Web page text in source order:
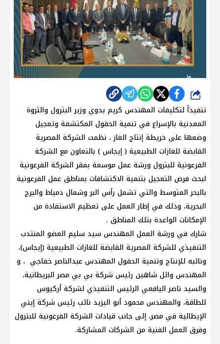
شارك
تنفيذاً لتكليفات المهندس كريم بدوي وزير البترول والثروة
المعدنية بالإسراع في تنمية الحقول المكتشفة وتعجيل
وضعها على خريطة إنتاج الغاز ، نظمت الشركة المصرية
القابضة للغازات الطبيعية ( إيجاس ) بالتعاون مع الشركة
الفرعونية للبترول ورشة عمل موسعة بمقر الشركة الفرعونية
لبحث فرص التعجيل بتنمية الاكتشافات بمناطق عمل الفرعونية
بالبحر المتوسط والتي تشمل رأس البر وشمال دمياط والبرج
البحرية، وذلك في إطار العمل على تعظيم الاستفادة من
الإمكانات الواعدة بتلك المناطق .
شارك في ورشة العمل المهندس سيد سليم العضو المنتدب
التنفيذي للشركة المصرية القابضة للغازات الطبيعية (إيجاس)،
ونائبه للإنتاج وتنمية الحقول المهندس عبدالناصر خفاجي ، و
المهندس وائل شاهين رئيس شركة بي بي مصر البريطانية،
والسيد ناصر اليافعي الرئيس التنفيذي لشركة أركيوس
للطاقة، والمهندس محمود أبو اليزيد نائب رئيس شركة إيني
الإيطالية في مصر، إلى جانب قيادات الشركة الفرعونية للبترول
وفرق العمل الفنية من الشركات المشاركة.